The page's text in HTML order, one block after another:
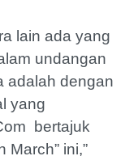
lain ada yang
undangan
adalah dengan
yang
bertajuk
March” ini,”